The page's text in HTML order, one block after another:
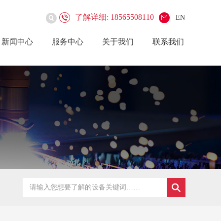
EN
了解详细: 18565508110
新闻中心 服务中心 关于我们 联系我们